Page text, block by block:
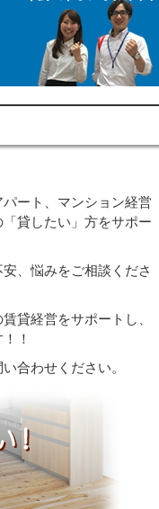
ート、マンション経営
貸したい」方をサポー
、悩みをご相談くださ
貸経営をサポートし、
！
合わせください。